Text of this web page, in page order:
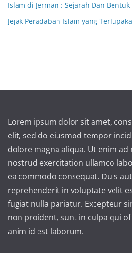
Islam di Jerman : Sejarah Dan Bentuk
Jejak Peradaban Islam yang
Lorem ipsum dolor sit amet,
elit, sed do eiusmod tempor
dolore magna aliqua. Ut enim ad
nostrud exercitation ullamco
ea commodo consequat. Duis
reprehenderit in voluptate velit
fugiat nulla pariatur. Excepteur
non proident, sunt in culpa qui
anim id est laborum.